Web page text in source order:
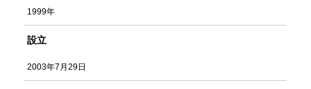
1999年
設立
2003年7月29日